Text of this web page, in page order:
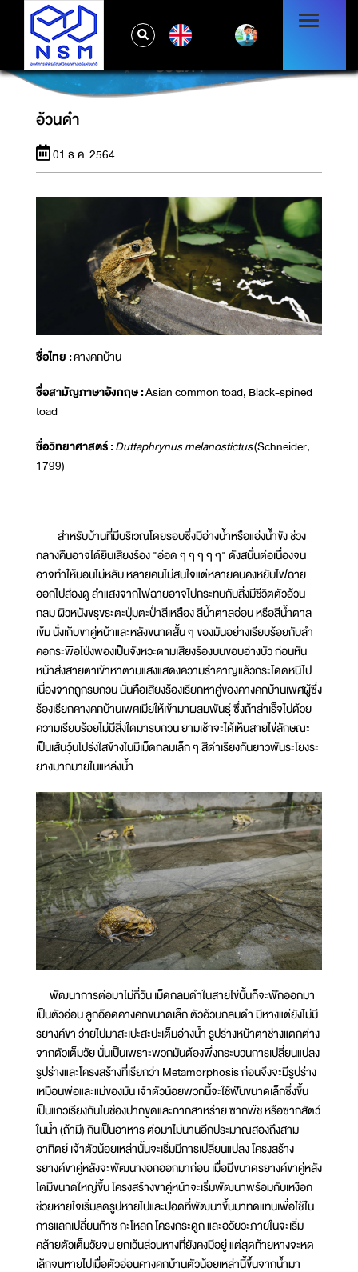
อ้วนดำ
อ้วนดำ
01 ธ.ค. 2564
ชื่อไทย :คางคกบ้าน
ชื่อสามัญภาษาอังกฤษ :Asian common toad, Black-spined
toad
ชื่อวิทยาศาสตร์ :Duttaphrynus melanostictus(Schneider,
1799)
สำหรับบ้านที่มีบริเวณโดยรอบซึ่งมีอ่างน้ำหรือแอ่งน้ำขัง ช่วง
กลางคืนอาจได้ยินเสียงร้อง "อ่อด ๆ ๆ ๆ ๆ ๆ" ดังสนั่นต่อเนื่องจน
อาจทำให้นอนไม่หลับ หลายคนไม่สนใจแต่หลายคนคงหยับไฟฉาย
ออกไปส่องดู ลำแสงจากไฟฉายอาจไปกระทบกับสิ่งมีชีวิตตัวอ้วน
กลม ผิวหนังขรุขระตะปุ่มตะป่ำสีเหลือง สีน้ำตาลอ่อน หรือสีน้ำตาล
เข้ม นั่งเก็บขาคู่หน้าและหลังขนาดสั้น ๆ ของมันอย่างเรียบร้อยกับลำ
คอกระพือโป่งพองเป็นจังหวะตามเสียงร้องบนขอบอ่างบัว ก่อนหัน
หน้าส่งสายตาเข้าหาตามแสงแสดงความรำคาญแล้วกระโดดหนีไป
เนื่องจากถูกรบกวน นั่นคือเสียงร้องเรียกหาคู่ของคางคกบ้านเพศผู้ซึ่ง
ร้องเรียกคางคกบ้านเพศเมียให้เข้ามาผสมพันธุ์ ซึ่งถ้าสำเร็จไปด้วย
ความเรียบร้อยไม่มีสิ่งใดมารบกวน ยามเช้าจะได้เห็นสายไข่ลักษณะ
เป็นเส้นวุ้นโปร่งใสข้างในมีเม็ดกลมเล็ก ๆ สีดำเรียงกันยาวพันระโยงระ
ยางมากมายในแหล่งน้ำ
พัฒนาการต่อมาไม่กี่วัน เม็ดกลมดำในสายไข่นั้นก็จะฟักออกมา
เป็นตัวอ่อน ลูกอ๊อดคางคกขนาดเล็ก ตัวอ้วนกลมดำ มีหางแต่ยังไม่มี
รยางค์ขา ว่ายไปมาสะเปะสะปะเต็มอ่างน้ำ รูปร่างหน้าตาช่างแตกต่าง
จากตัวเต็มวัย นั่นเป็นเพราะพวกมันต้องพึ่งกระบวนการเปลี่ยนแปลง
รูปร่างและโครงสร้างที่เรียกว่า Metamorphosis ก่อนจึงจะมีรูปร่าง
เหมือนพ่อและแม่ของมัน เจ้าตัวน้อยพวกนี้จะใช้ฟันขนาดเล็กซึ่งขึ้น
เป็นแถวเรียงกันในช่องปากขูดและถากสาหร่าย ซากพืช หรือซากสัตว์
ในน้ำ (ถ้ามี) กินเป็นอาหาร ต่อมาไม่นานอีกประมาณสองถึงสาม
อาทิตย์ เจ้าตัวน้อยเหล่านั้นจะเริ่มมีการเปลี่ยนแปลง โครงสร้าง
รยางค์ขาคู่หลังจะพัฒนางอกออกมาก่อน เมื่อมีขนาดรยางค์ขาคู่หลัง
โตมีขนาดใหญ่ขึ้น โครงสร้างขาคู่หน้าจะเริ่มพัฒนาพร้อมกับเหงือก
ช่วยหายใจเริ่มลดรูปหายไปและปอดที่พัฒนาขึ้นมาทดแทนเพื่อใช้ใน
การแลกเปลี่ยนก๊าซ กะโหลก โครงกระดูก และอวัยวะภายในจะเริ่ม
คล้ายตัวเต็มวัยจน ยกเว้นส่วนหางที่ยังคงมีอยู่ แต่สุดท้ายหางจะหด
เล็กจนหายไปเมื่อตัวอ่อนคางคกบ้านตัวน้อยเหล่านี้ขึ้นจากน้ำมา